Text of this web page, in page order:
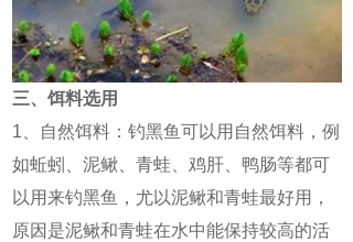
三、饵料选用
1、自然饵料：钓黑鱼可以用自然饵料，例
如蚯蚓、泥鳅、青蛙、鸡肝、鸭肠等都可
以用来钓黑鱼，尤以泥鳅和青蛙最好用，
原因是泥鳅和青蛙在水中能保持较高的活